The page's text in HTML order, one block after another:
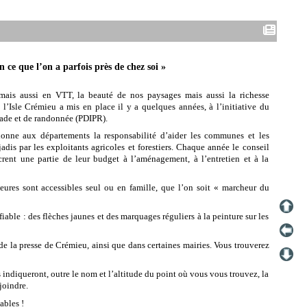
ce que l’on a parfois près de chez soi »
aussi en VTT, la beauté de nos paysages mais aussi la richesse
Crémieu a mis en place il y a quelques années, à l’initiative du
et de randonnée (PDIPR).
aux départements la responsabilité d’aider les communes et les
par les exploitants agricoles et forestiers. Chaque année le conseil
une partie de leur budget à l’aménagement, à l’entretien et à la
sont accessibles seul ou en famille, que l’on soit « marcheur du
: des flèches jaunes et des marquages réguliers à la peinture sur les
la presse de Crémieu, ainsi que dans certaines mairies. Vous trouverez
indiqueront, outre le nom et l’altitude du point où vous vous trouvez, la
!